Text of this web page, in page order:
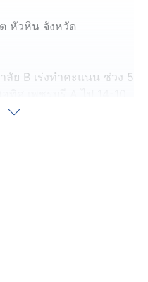
หัวหิน จังหวัด
ย B เร่งทำคะแนน ช่วง 5
ร็จ